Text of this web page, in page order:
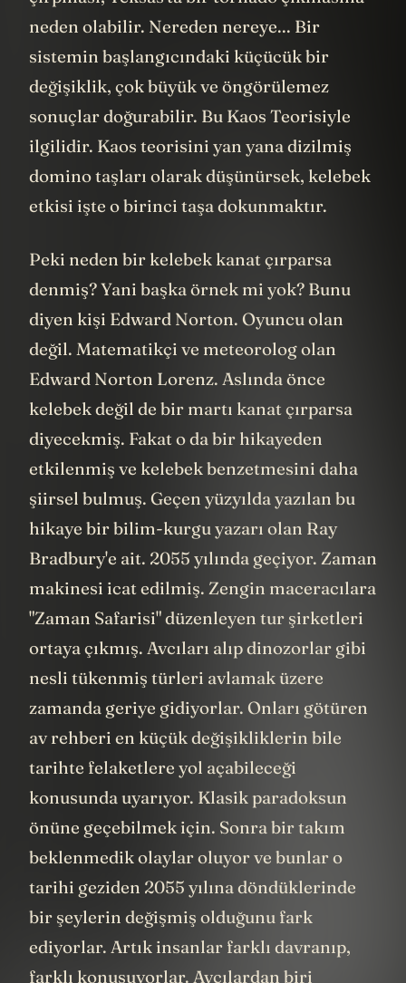
neden olabilir. Nereden nereye... Bir
sistemin başlangıcındaki küçücük bir
değişiklik, çok büyük ve öngörülemez
sonuçlar doğurabilir. Bu Kaos Teorisiyle
ilgilidir. Kaos teorisini yan yana dizilmiş
domino taşları olarak düşünürsek, kelebek
etkisi işte o birinci taşa dokunmaktır.
Peki neden bir kelebek kanat çırparsa
denmiş? Yani başka örnek mi yok? Bunu
diyen kişi Edward Norton. Oyuncu olan
değil. Matematikçi ve meteorolog olan
Edward Norton Lorenz. Aslında önce
kelebek değil de bir martı kanat çırparsa
diyecekmiş. Fakat o da bir hikayeden
etkilenmiş ve kelebek benzetmesini daha
şiirsel bulmuş. Geçen yüzyılda yazılan bu
hikaye bir bilim-kurgu yazarı olan Ray
Bradbury'e ait. 2055 yılında geçiyor. Zaman
makinesi icat edilmiş. Zengin maceracılara
"Zaman Safarisi" düzenleyen tur şirketleri
ortaya çıkmış. Avcıları alıp dinozorlar gibi
nesli tükenmiş türleri avlamak üzere
zamanda geriye gidiyorlar. Onları götüren
av rehberi en küçük değişikliklerin bile
tarihte felaketlere yol açabileceği
konusunda uyarıyor. Klasik paradoksun
önüne geçebilmek için. Sonra bir takım
beklenmedik olaylar oluyor ve bunlar o
tarihi geziden 2055 yılına döndüklerinde
bir şeylerin değişmiş olduğunu fark
ediyorlar. Artık insanlar farklı davranıp,
farklı konuşuyorlar. Avcılardan biri